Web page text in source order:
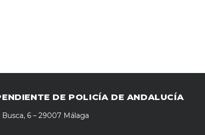
DE POLICÍA DE ANDALUCÍA
6 – 29007 Málaga